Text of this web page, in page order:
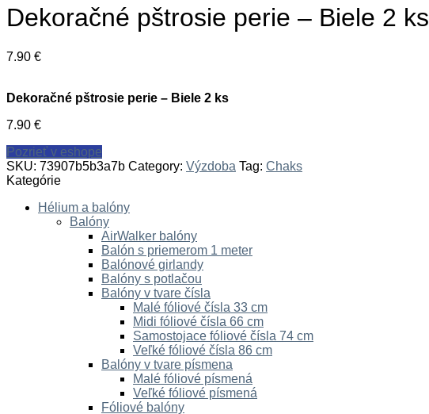
Dekoračné pštrosie perie – Biele 2 ks
7.90 €
Dekoračné pštrosie perie – Biele 2 ks
7.90 €
Pozrieť v eshope
SKU: 73907b5b3a7b Category: Výzdoba Tag: Chaks
Kategórie
Hélium a balóny
Balóny
AirWalker balóny
Balón s priemerom 1 meter
Balónové girlandy
Balóny s potlačou
Balóny v tvare čísla
Malé fóliové čísla 33 cm
Midi fóliové čísla 66 cm
Samostojace fóliové čísla 74 cm
Veľké fóliové čísla 86 cm
Balóny v tvare písmena
Malé fóliové písmená
Veľké fóliové písmená
Fóliové balóny